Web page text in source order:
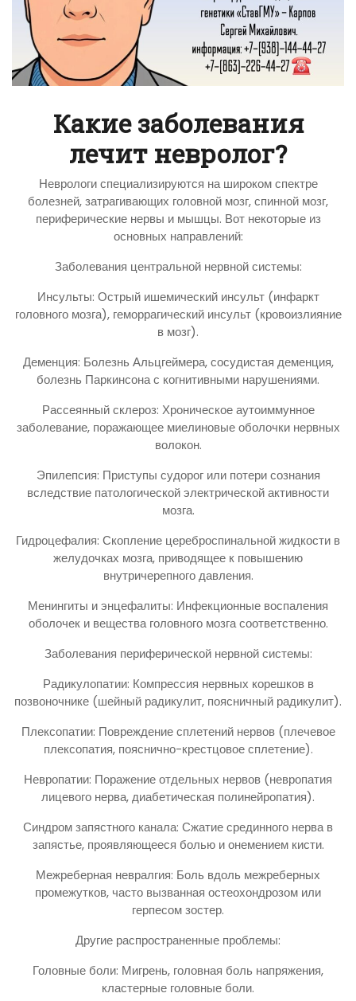
Какие заболевания
лечит невролог?
Неврологи специализируются на широком спектре
болезней, затрагивающих головной мозг, спинной мозг,
периферические нервы и мышцы. Вот некоторые из
основных направлений:
Заболевания центральной нервной системы:
Инсульты: Острый ишемический инсульт (инфаркт
головного мозга), геморрагический инсульт (кровоизлияние
в мозг).
Деменция: Болезнь Альцгеймера, сосудистая деменция,
болезнь Паркинсона с когнитивными нарушениями.
Рассеянный склероз: Хроническое аутоиммунное
заболевание, поражающее миелиновые оболочки нервных
волокон.
Эпилепсия: Приступы судорог или потери сознания
вследствие патологической электрической активности
мозга.
Гидроцефалия: Скопление цереброспинальной жидкости в
желудочках мозга, приводящее к повышению
внутричерепного давления.
Менингиты и энцефалиты: Инфекционные воспаления
оболочек и вещества головного мозга соответственно.
Заболевания периферической нервной системы:
Радикулопатии: Компрессия нервных корешков в
позвоночнике (шейный радикулит, поясничный радикулит).
Плексопатии: Повреждение сплетений нервов (плечевое
плексопатия, пояснично-крестцовое сплетение).
Невропатии: Поражение отдельных нервов (невропатия
лицевого нерва, диабетическая полинейропатия).
Синдром запястного канала: Сжатие срединного нерва в
запястье, проявляющееся болью и онемением кисти.
Межреберная невралгия: Боль вдоль межреберных
промежутков, часто вызванная остеохондрозом или
герпесом зостер.
Другие распространенные проблемы:
Головные боли: Мигрень, головная боль напряжения,
кластерные головные боли.